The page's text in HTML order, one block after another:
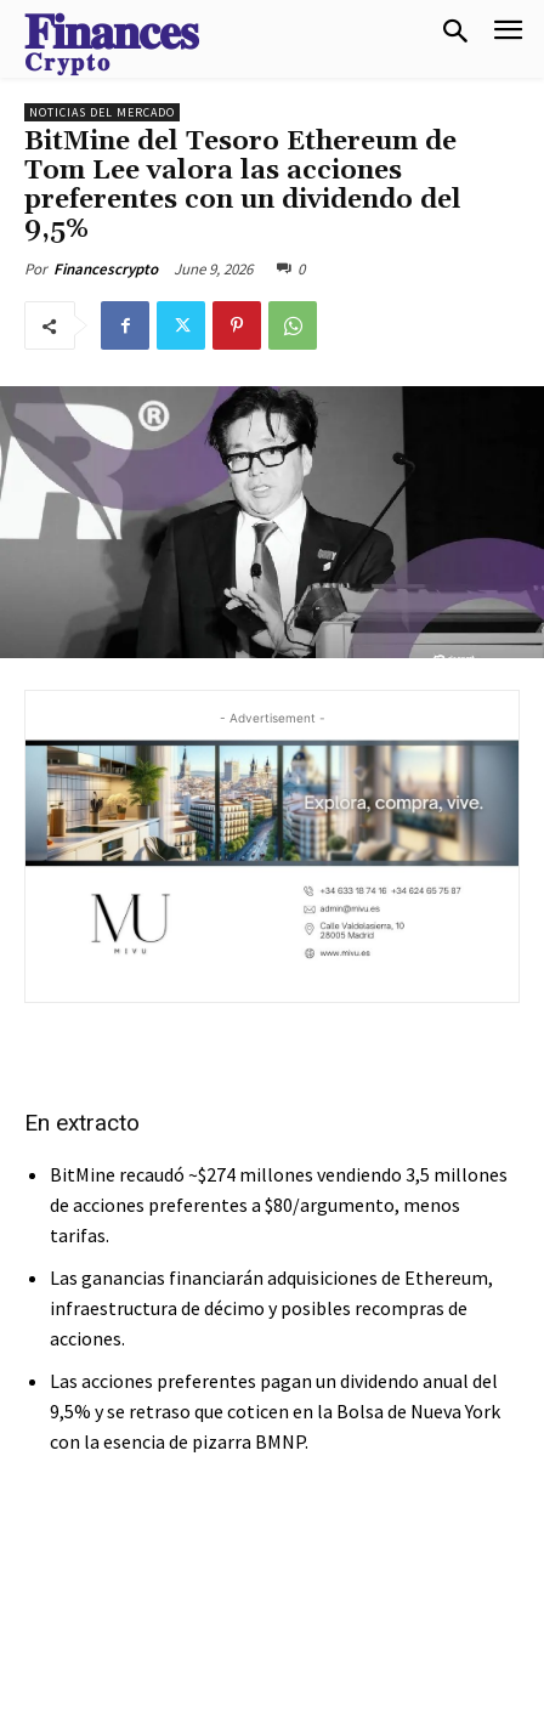
𝐅𝐢𝐧𝐚𝐧𝐜𝐞𝐬
𝐂𝐫𝐲𝐩𝐭𝐨
NOTICIAS DEL MERCADO
BitMine del Tesoro Ethereum de
Tom Lee valora las acciones
preferentes con un dividendo del
9,5%
Por Financescrypto June 9, 2026 0
- Advertisement -
En extracto
BitMine recaudó ~$274 millones vendiendo 3,5 millones
de acciones preferentes a $80/argumento, menos
tarifas.
Las ganancias financiarán adquisiciones de Ethereum,
infraestructura de décimo y posibles recompras de
acciones.
Las acciones preferentes pagan un dividendo anual del
9,5% y se retraso que coticen en la Bolsa de Nueva York
con la esencia de pizarra BMNP.